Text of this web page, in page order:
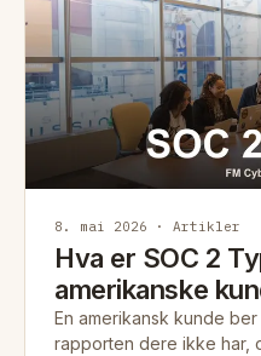
8. mai 2026 · Artikler
Hva er SOC 2
amerikanske
En amerikansk kunde
rapporten dere ikke har,